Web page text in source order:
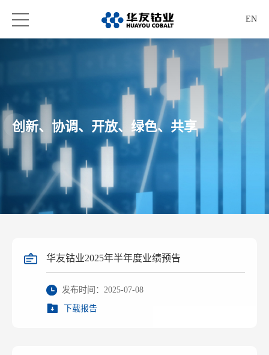
EN
创新、协调、开放、绿色、共享
华友钴业2025年半年度业绩预告
发布时间：2025-07-08
下载报告